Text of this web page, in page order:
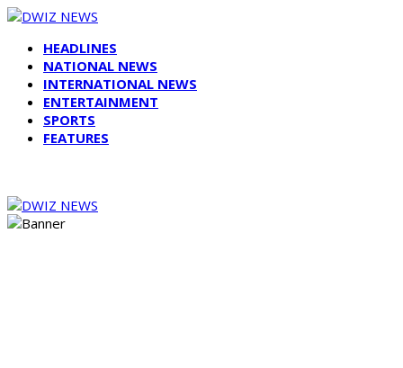
HEADLINES
NATIONAL NEWS
INTERNATIONAL NEWS
ENTERTAINMENT
SPORTS
FEATURES